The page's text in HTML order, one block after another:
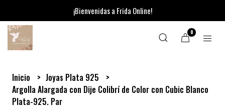
¡Bienvenidas a Frida Online!
0
Inicio
Joyas Plata 925
Argolla Alargada con Dije Colibrí de Color con Cubic Blanco
Plata-925. Par